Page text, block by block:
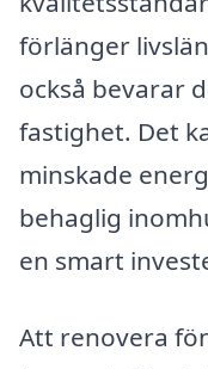
förlänger
också bevarar
fastighet. Det
minskade
behaglig
en smart
Att renovera